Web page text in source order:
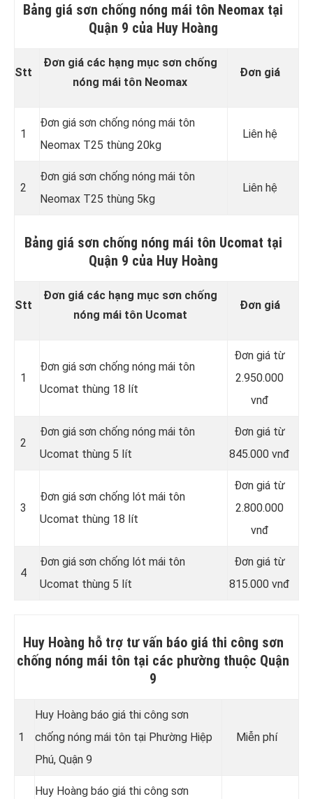
Bảng giá sơn chống nóng mái tôn Neomax tại
Quận 9 của Huy Hoàng
Stt
Đơn giá các hạng mục sơn chống
nóng mái tôn Neomax
Đơn giá
1
Đơn giá sơn chống nóng mái tôn
Neomax T25 thùng 20kg
Liên hệ
2
Đơn giá sơn chống nóng mái tôn
Neomax T25 thùng 5kg
Liên hệ
Bảng giá sơn chống nóng mái tôn Ucomat tại
Quận 9 của Huy Hoàng
Stt
Đơn giá các hạng mục sơn chống
nóng mái tôn Ucomat
Đơn giá
1
Đơn giá sơn chống nóng mái tôn
Ucomat thùng 18 lít
Đơn giá từ
2.950.000
vnđ
2
Đơn giá sơn chống nóng mái tôn
Ucomat thùng 5 lít
Đơn giá từ
845.000 vnđ
3
Đơn giá sơn chống lót mái tôn
Ucomat thùng 18 lít
Đơn giá từ
2.800.000
vnđ
4
Đơn giá sơn chống lót mái tôn
Ucomat thùng 5 lít
Đơn giá từ
815.000 vnđ
Huy Hoàng hỗ trợ tư vấn báo giá thi công sơn
chống nóng mái tôn tại các phường thuộc Quận
9
1
Huy Hoàng báo giá thi công sơn
chống nóng mái tôn tại Phường Hiệp
Phú, Quận 9
Miễn phí
Huy Hoàng báo giá thi công sơn